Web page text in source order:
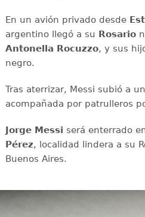
En un avión privado desde
argentino llegó a su Rosario
Antonella Rocuzzo, y sus
negro.
Tras aterrizar, Messi subió a
acompañada por patrulleros
Jorge Messi será enterrado
Pérez, localidad lindera a su
Buenos Aires.